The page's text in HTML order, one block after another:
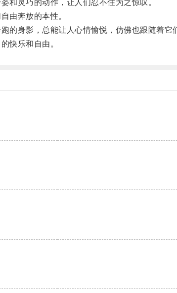
灵巧的动作，让人们忍不住为之惊叹。
由奔放的本性。
身影，总能让人心情愉悦，仿佛也跟随着它
快乐和自由。